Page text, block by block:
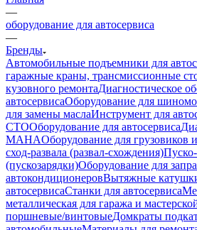
—
оборудование для автосервиса
—
Бренды
Автомобильные подъемники для
гаражные краны, трансмиссионные
кузовного ремонтаДиагностическое
автосервисаОборудование для
для замены маслаИнструмент для
СТООборудование для автосервиса
MAHAОборудование для грузовиков
сход-развала (развал-схождения)
(пускозарядки)Оборудование для
автокондиционеровВытяжные
автосервисаСтанки для автосервиса
металлическая для гаража и
поршневые/винтовыеДомкраты